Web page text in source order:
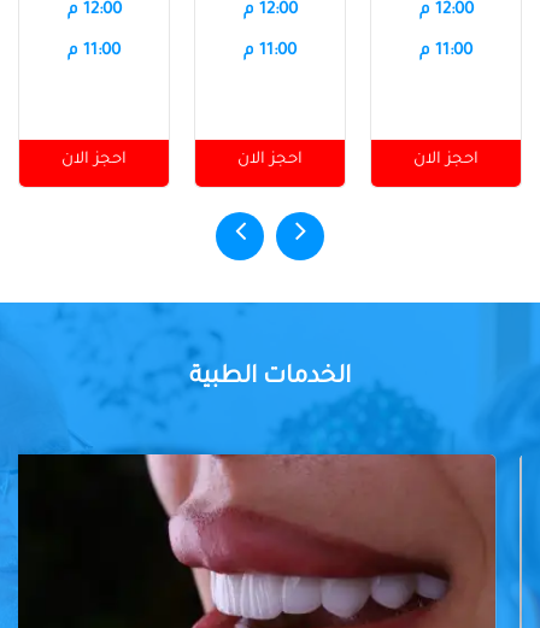
12:00 م
11:00 م
احجز الان
12:00 م
11:00 م
احجز الان
12:00 م
11:00 م
احجز الان
الخدمات الطبية